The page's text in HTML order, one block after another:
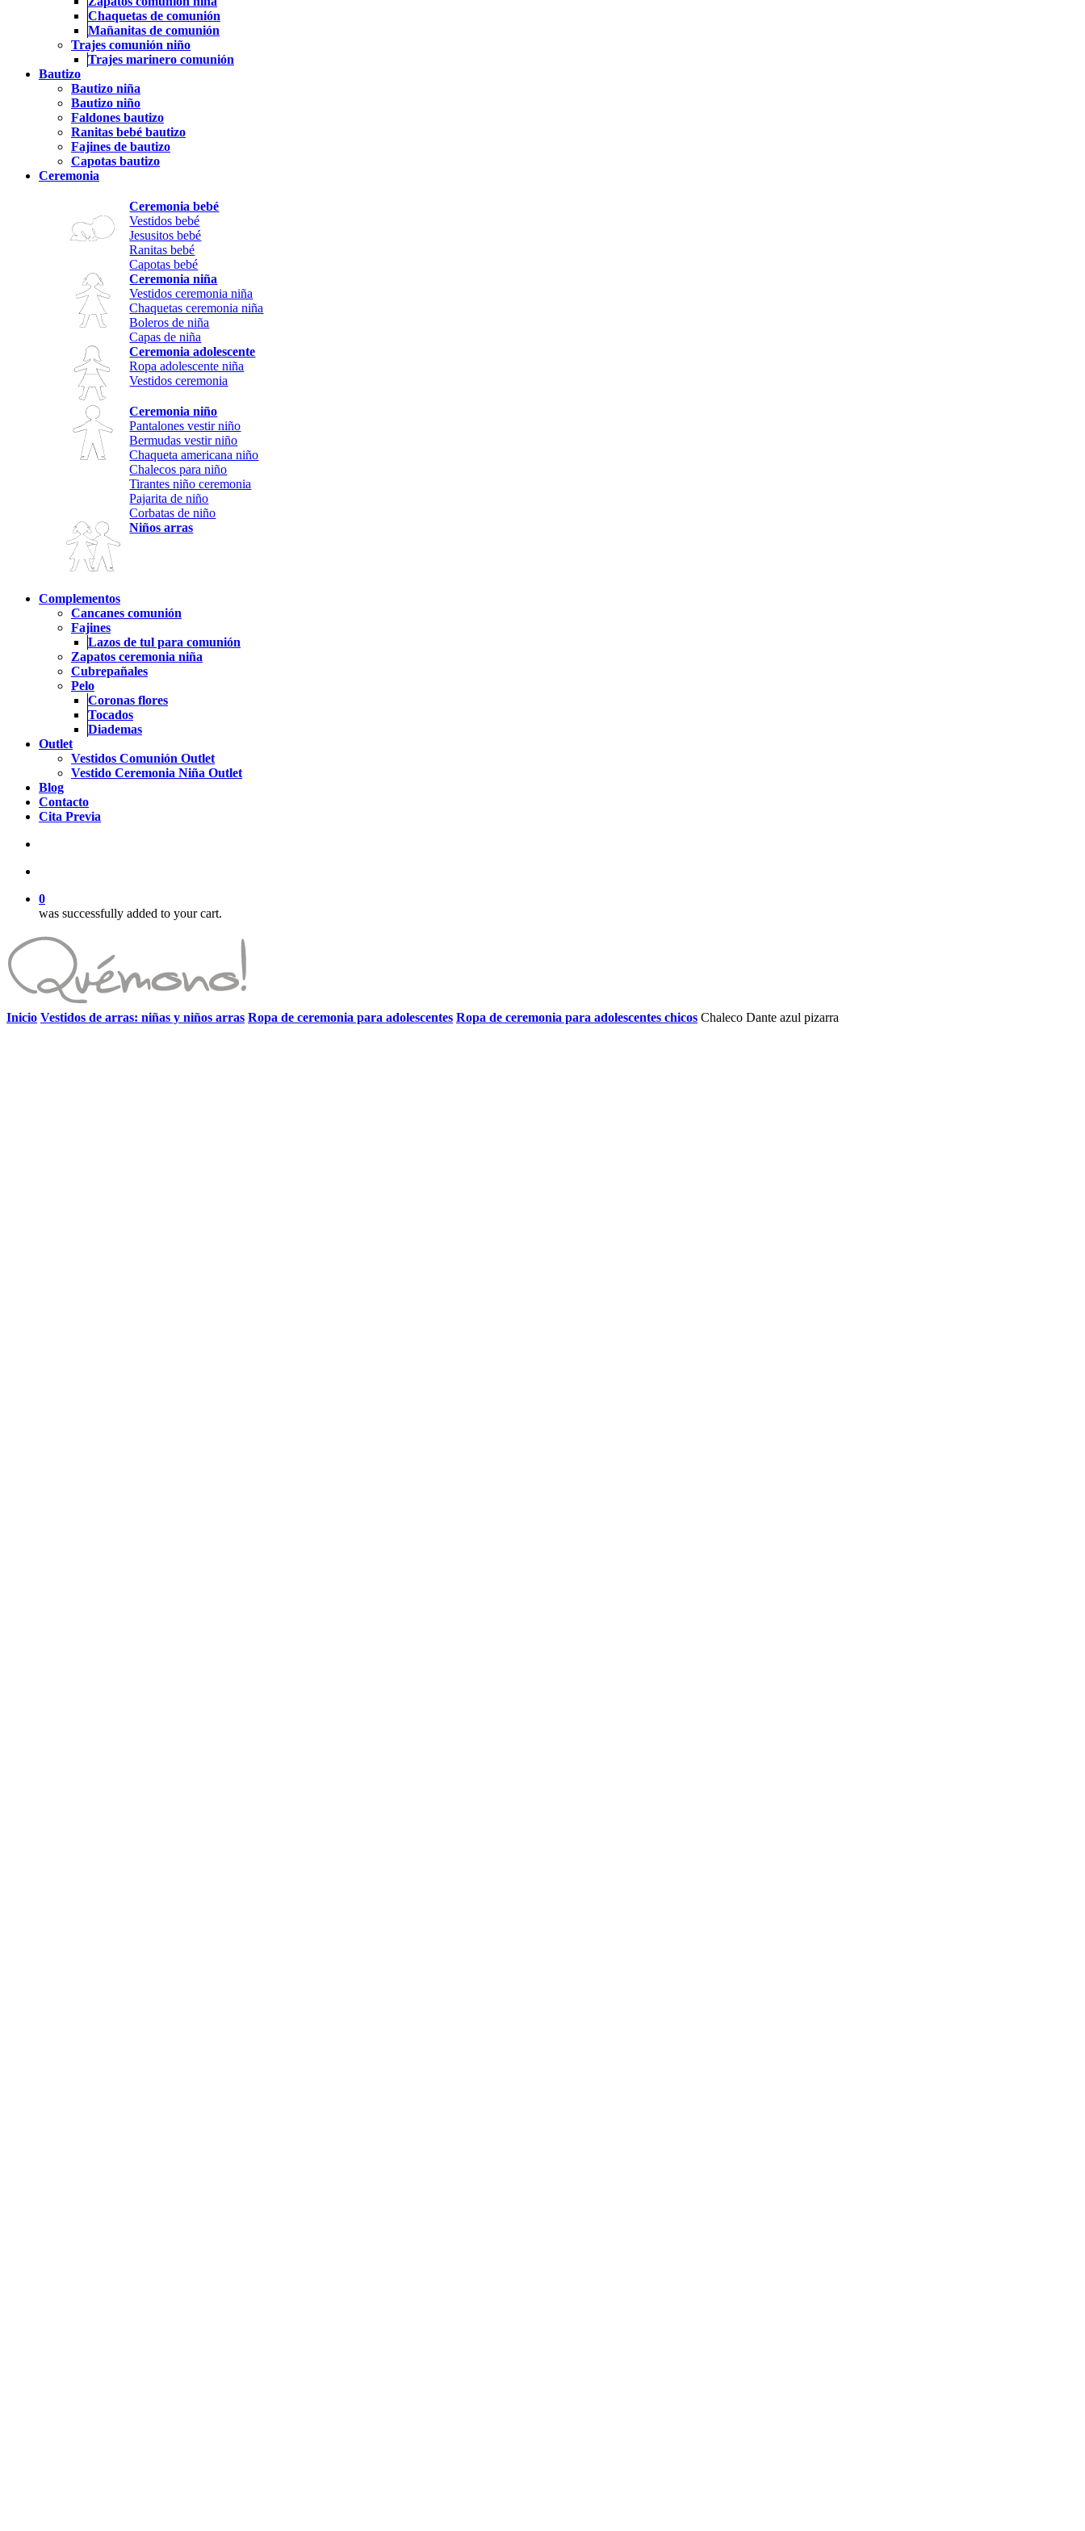
Chaquetas de comunión
Mañanitas de comunión
Trajes comunión niño
Trajes marinero comunión
Bautizo
Bautizo niña
Bautizo niño
Faldones bautizo
Ranitas bebé bautizo
Fajines de bautizo
Capotas bautizo
Ceremonia
Ceremonia bebé
Vestidos bebé
Jesusitos bebé
Ranitas bebé
Capotas bebé
Ceremonia niña
Vestidos ceremonia niña
Chaquetas ceremonia niña
Boleros de niña
Capas de niña
Ceremonia adolescente
Ropa adolescente niña
Vestidos ceremonia
Ceremonia niño
Pantalones vestir niño
Bermudas vestir niño
Chaqueta americana niño
Chalecos para niño
Tirantes niño ceremonia
Pajarita de niño
Corbatas de niño
Niños arras
Complementos
Cancanes comunión
Fajines
Lazos de tul para comunión
Zapatos ceremonia niña
Cubrepañales
Pelo
Coronas flores
Tocados
Diademas
Outlet
Vestidos Comunión Outlet
Vestido Ceremonia Niña Outlet
Blog
Contacto
Cita Previa
0
was successfully added to your cart.
Inicio Vestidos de arras: niñas y niños arras Ropa de ceremonia para adolescentes Ropa de ceremonia para adolescentes chicos Chaleco Dante azul pizarra